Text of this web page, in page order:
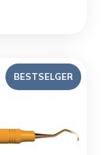
BESTSELGER